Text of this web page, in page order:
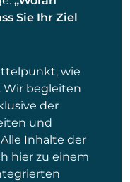
Sie Ihr Ziel
wie
Wir begleiten
der
und
Inhalte der
hier zu einem